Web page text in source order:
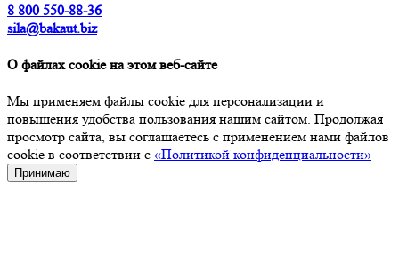
8 800 550-88-36
sila@bakaut.biz
О файлах cookie на этом веб-сайте
Мы применяем файлы cookie для персонализации и
повышения удобства пользования нашим сайтом. Продолжая
просмотр сайта, вы соглашаетесь с применением нами файлов
cookie в соответствии с «Политикой конфиденциальности»
Принимаю